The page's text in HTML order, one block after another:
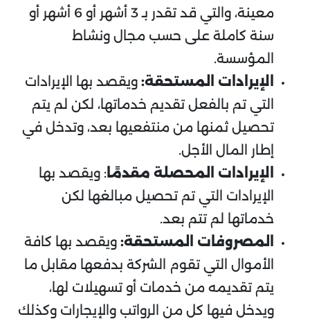
معينة، والتي قد تقدر بـ 3 أشهر أو 6 أشهر أو
سنة كاملة على حسب مجال ونشاط
المؤسسة.
الإيرادات المستحقة: ويقصد بها الإيرادات
التي تم بالفعل تقديم خدماتها، لكن لم يتم
تحصيل ثمنها من منتفعيها بعد، وتدخل في
إطار المال الأجل.
الإيرادات المحصلة مقدمًا: ويقصد بها
الإيرادات التي تم تحصيل مبالغها لكن
خدماتها لم تتم بعد.
المصروفات المستحقة: ويقصد بها كافة
الأموال التي تقوم الشركة بدفعها مقابل ما
يتم تقديمه من خدمات أو تسهيلات لها،
ويدخل فيها كل من الرواتب والإيجارات وكذلك